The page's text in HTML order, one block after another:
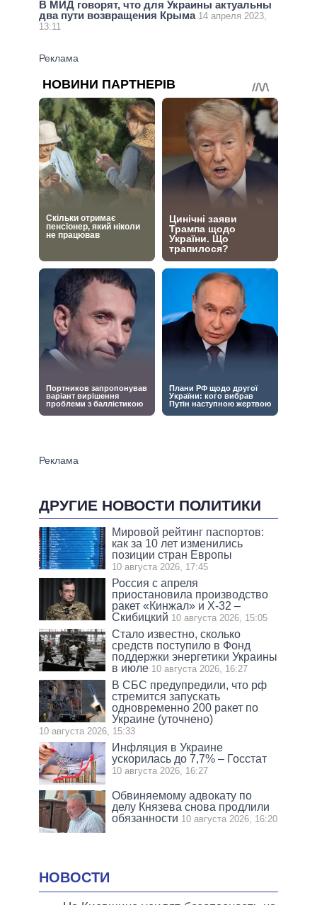
В МИД говорят, что для Украины актуальны
два пути возвращения Крыма 14 апреля 2023,
13:11
ДРУГИЕ НОВОСТИ ПОЛИТИКИ
Мировой рейтинг паспортов:
как за 10 лет изменились
позиции стран Европы
10 августа 2026, 17:45
Россия с апреля
приостановила производство
ракет «Кинжал» и Х-32 –
Скибицкий 10 августа 2026, 15:05
Стало известно, сколько
средств поступило в Фонд
поддержки энергетики Украины
в июле 10 августа 2026, 16:27
В СБС предупредили, что рф
стремится запускать
одновременно 200 ракет по
Украине (уточнено)
10 августа 2026, 15:33
Инфляция в Украине
ускорилась до 7,7% – Госстат
10 августа 2026, 16:27
Обвиняемому адвокату по
делу Князева снова продлили
обязанности 10 августа 2026, 16:20
НОВОСТИ